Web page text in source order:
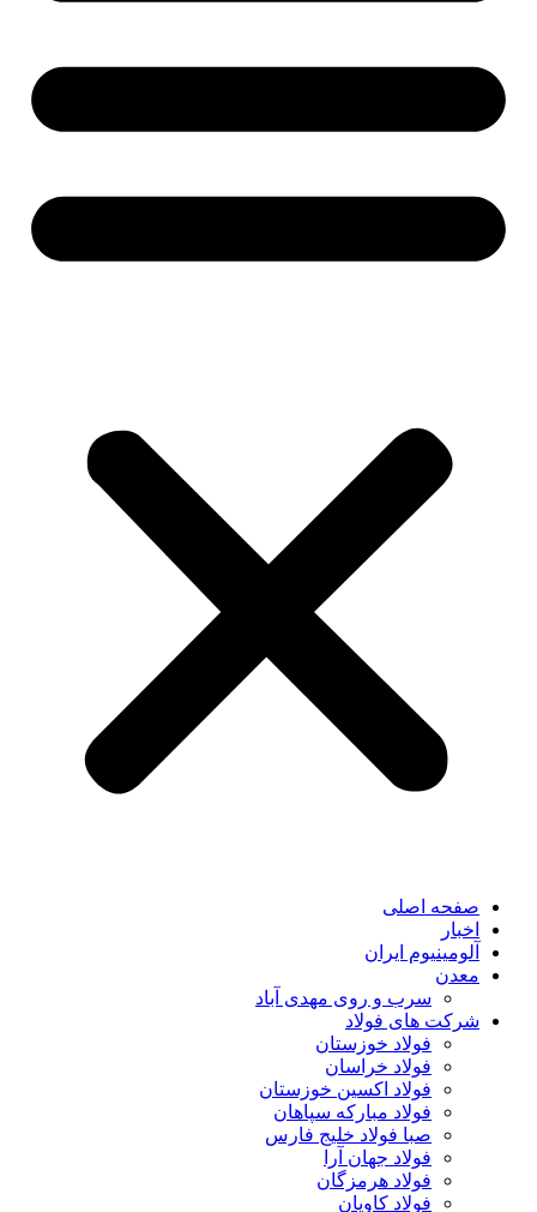
صفحه اصلی
اخبار
آلومینیوم ایران
معدن
سرب و روی مهدی آباد
شرکت های فولاد
فولاد خوزستان
فولاد خراسان
فولاد اکسین خوزستان
فولاد مبارکه سپاهان
صبا فولاد خلیج فارس
فولاد جهان آرا
فولاد هرمزگان
فولاد کاویان